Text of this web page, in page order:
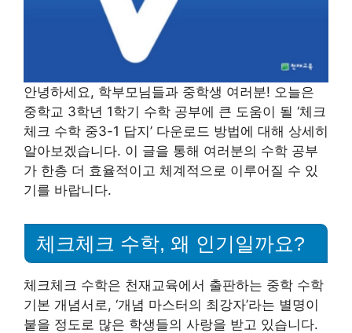
안녕하세요, 학부모님들과 중학생 여러분! 오늘은
중학교 3학년 1학기 수학 공부에 큰 도움이 될 ‘체크
체크 수학 중3-1 답지’ 다운로드 방법에 대해 상세히
알아보겠습니다. 이 글을 통해 여러분의 수학 공부
가 한층 더 효율적이고 체계적으로 이루어질 수 있
기를 바랍니다.
체크체크 수학, 왜 인기일까요?
체크체크 수학은 천재교육에서 출판하는 중학 수학
기본 개념서로, ‘개념 마스터의 최강자’라는 별명이
붙을 정도로 많은 학생들의 사랑을 받고 있습니다.